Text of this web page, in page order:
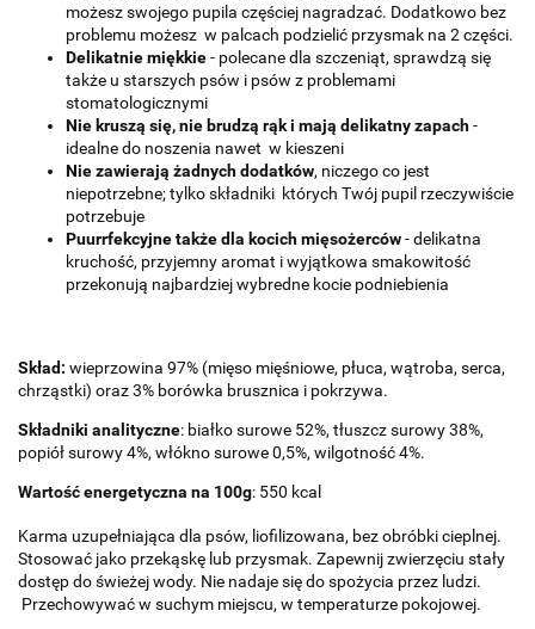
możesz swojego pupila częściej nagradzać. Dodatkowo bez
problemu możesz w palcach podzielić przysmak na 2 części.
Delikatnie miękkie- polecane dla szczeniąt, sprawdzą się
także u starszych psów i psów z problemami
stomatologicznymi
Nie kruszą się, nie brudzą rąk i mają delikatny zapach-
idealne do noszenia nawet w kieszeni
Nie zawierają żadnych dodatków, niczego co jest
niepotrzebne; tylko składniki których Twój pupil rzeczywiście
potrzebuje
Puurrfekcyjne także dla kocich mięsożerców- delikatna
kruchość, przyjemny aromat i wyjątkowa smakowitość
przekonują najbardziej wybredne kocie podniebienia
Skład: wieprzowina 97% (mięso mięśniowe, płuca, wątroba, serca,
chrząstki) oraz 3% borówka brusznica i pokrzywa.
Składniki analityczne: białko surowe 52%, tłuszcz surowy 38%,
popiół surowy 4%, włókno surowe 0,5%, wilgotność 4%.
Wartość energetyczna na 100g: 550 kcal
Karma uzupełniająca dla psów, liofilizowana, bez obróbki cieplnej.
Stosować jako przekąskę lub przysmak. Zapewnij zwierzęciu stały
dostęp do świeżej wody. Nie nadaje się do spożycia przez ludzi.
Przechowywać w suchym miejscu, w temperaturze pokojowej.